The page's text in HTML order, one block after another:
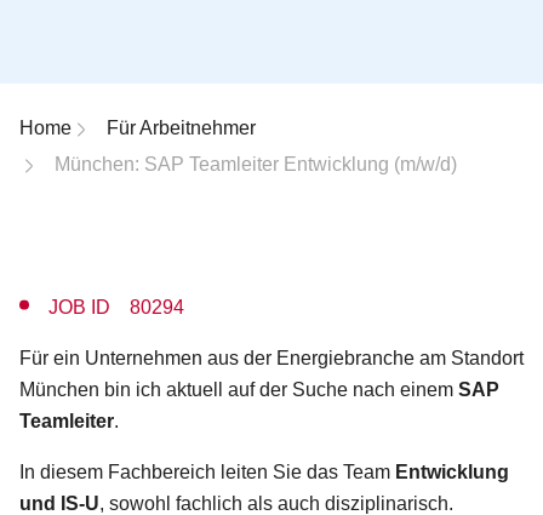
Breadcrumb-Navigation
Home
Für Arbeitnehmer
München: SAP Teamleiter Entwicklung (m/w/d)
JOB ID 80294
Für ein Unternehmen aus der Energiebranche am Standort
München bin ich aktuell auf der Suche nach einem SAP
Teamleiter.
In diesem Fachbereich leiten Sie das Team Entwicklung
und IS-U, sowohl fachlich als auch disziplinarisch.